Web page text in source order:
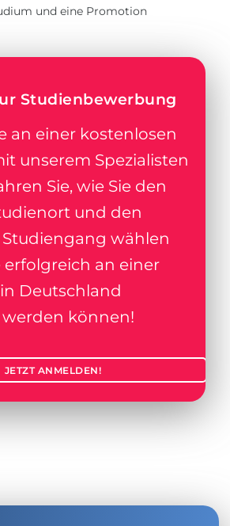
und eine Promotion
Studienbewerbung
an einer kostenlosen
unserem Spezialisten
Sie, wie Sie den
und den
wählen
erfolgreich an einer
Deutschland
werden können!
JETZT ANMELDEN!